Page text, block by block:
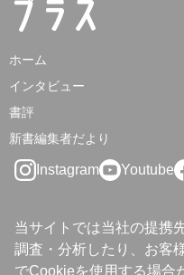
ホーム
インタビュー
書評
新書編集者だより
Instagram Youtube
当サイトでは当社の提携
調査・分析したり、お客
でCookieを使用する場合